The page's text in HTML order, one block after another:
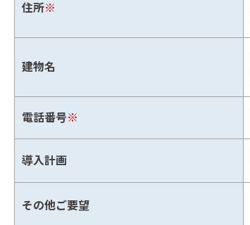
住所※
建物名
電話番号※
導入計画
その他ご要望